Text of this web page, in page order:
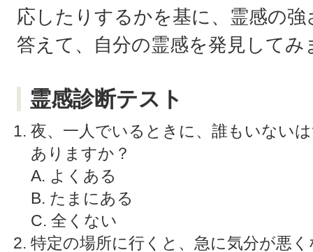
応したりするかを基に、霊感の
答えて、自分の霊感を発見してみ
霊感診断テスト
夜、一人でいるときに、誰もいない
ありますか？
A. よくある
B. たまにある
C. 全くない
特定の場所に行くと、急に気分が悪